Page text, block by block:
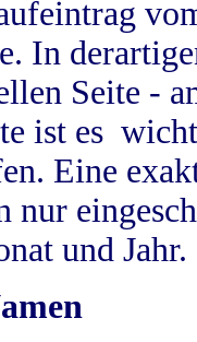
In
Seite -
ist es
Eine
nur
und Jahr.